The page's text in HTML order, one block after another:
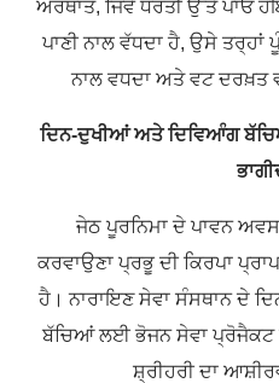
ਅਰਥਾਤ, ਜਿਵੇਂ ਧਰਤੀ ਉੱਤੇ ਪਾਓ
ਪਾਣੀ ਨਾਲ ਵੱਧਦਾ ਹੈ, ਉਸੇ ਤਰ੍ਹਾਂ
ਨਾਲ ਵਧਦਾ ਅਤੇ ਵਟ ਦਰਖ਼ਤ
ਦਿਨ-ਦੁਖੀਆਂ ਅਤੇ ਦਿਵਿਆੰਗ
ਜੇਠ ਪੂਰਨਿਮਾ ਦੇ ਪਾਵਨ
ਕਰਵਾਉਣਾ ਪ੍ਰਭੂ ਦੀ ਕਿਰਪਾ
ਹੈ। ਨਾਰਾਇਣ ਸੇਵਾ ਸੰਸਥਾਨ ਦੇ
ਬੱਚਿਆਂ ਲਈ ਭੋਜਨ ਸੇਵਾ ਪ੍ਰੋਜੈਕਟ
ਸ਼੍ਰੀਹਰੀ ਦਾ